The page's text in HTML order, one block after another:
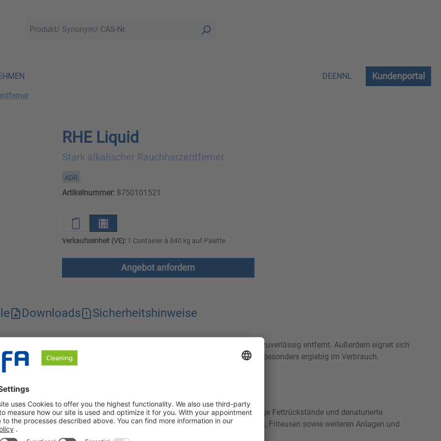
DEENNL Kundenportal
RHE Liquid
Stark alkalischer Rauchharzentferner
ADR
Artikelnummer:8750101521
Verkaufseinheit (VE):1 Container à 840 kg auf Palette
Angebot anfordern
Downloads Sicherheitshinweise
hartnäckige Fettrückstände und denaturierte Eiweißrückstände werden zuverlässig entfernt. Außerdem eignet sich
auf alkalibeständigen Oberflächen. Der Schaumreiniger ist besonders ergiebig im Verbrauch.
Rauchteer in lebensmittelverarbeitenden Unternehmen. Auch hartnäckige Fettrückstände und denaturierte
in Rauchkammern und auf Rauchwagen, in Kochschränken, -kesseln, Friteusen sowie weiteren Anlagen und